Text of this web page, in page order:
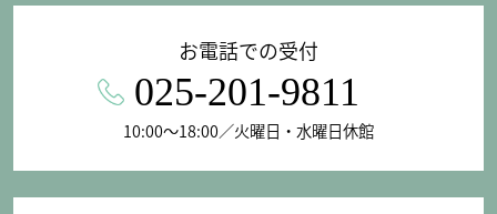
お電話での受付
025-201-9811
10:00〜18:00／火曜日・水曜日休館